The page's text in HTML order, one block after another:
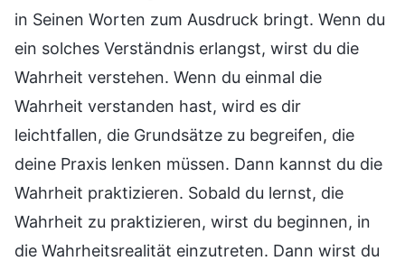
in Seinen Worten zum Ausdruck bringt. Wenn du
ein solches Verständnis erlangst, wirst du die
Wahrheit verstehen. Wenn du einmal die
Wahrheit verstanden hast, wird es dir
leichtfallen, die Grundsätze zu begreifen, die
deine Praxis lenken müssen. Dann kannst du die
Wahrheit praktizieren. Sobald du lernst, die
Wahrheit zu praktizieren, wirst du beginnen, in
die Wahrheitsrealität einzutreten. Dann wirst du